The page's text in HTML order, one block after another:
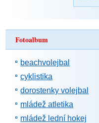
Fotoalbum
beachvolejbal
cyklistika
dorostenky volejbal
mládež atletika
mládež lední hokej